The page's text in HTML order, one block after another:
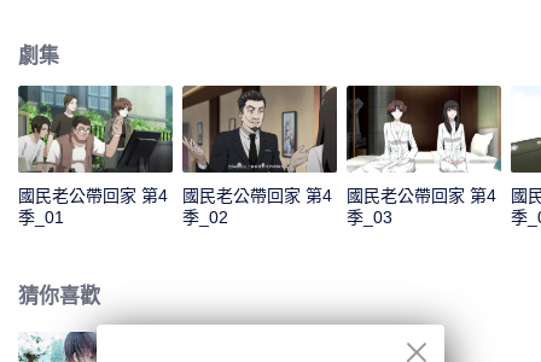
族企業，曾經互相暗戀的兩個人，再次重逢，並開始扮演假未婚夫妻。兩人的
關係卻因之前的誤會處於冰封狀態。直到陸瑾年兩人互相坦露心跡，重修舊
好。 兩人的感情因一次又一次的誤會和旁人的阻隔而生隙，直到最後喬安好知
道真相……
劇集
國民老公帶回家 第4
季_01
國民老公帶回家 第4
季_02
國民老公帶回家 第4
季_03
國
季
猜你喜歡